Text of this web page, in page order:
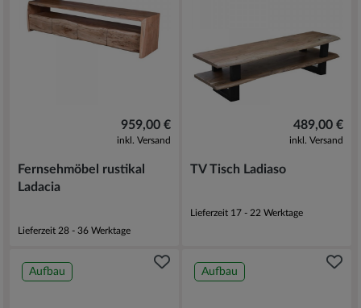
959,00 €
inkl. Versand
Fernsehmöbel rustikal
Ladacia
Lieferzeit 28 - 36 Werktage
489,00 €
inkl. Versand
TV Tisch Ladiaso
Lieferzeit 17 - 22 Werktage
Aufbau Aufbau